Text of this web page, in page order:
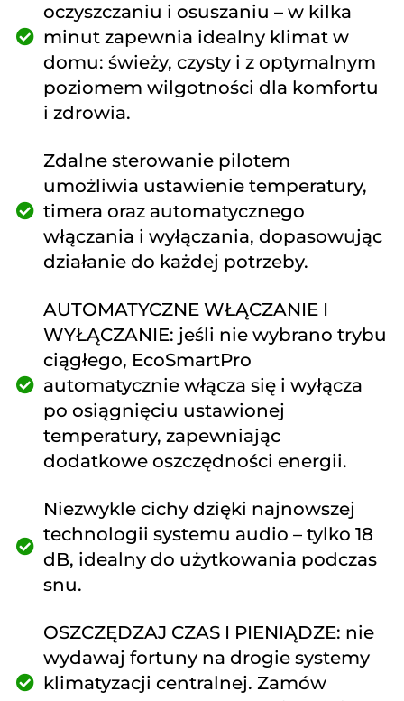
oczyszczaniu i osuszaniu – w kilka
minut zapewnia idealny klimat w
domu: świeży, czysty i z optymalnym
poziomem wilgotności dla komfortu
i zdrowia.
Zdalne sterowanie pilotem
umożliwia ustawienie temperatury,
timera oraz automatycznego
włączania i wyłączania, dopasowując
działanie do każdej potrzeby.
AUTOMATYCZNE WŁĄCZANIE I
WYŁĄCZANIE: jeśli nie wybrano trybu
ciągłego, EcoSmartPro
automatycznie włącza się i wyłącza
po osiągnięciu ustawionej
temperatury, zapewniając
dodatkowe oszczędności energii.
Niezwykle cichy dzięki najnowszej
technologii systemu audio – tylko 18
dB, idealny do użytkowania podczas
snu.
OSZCZĘDZAJ CZAS I PIENIĄDZE: nie
wydawaj fortuny na drogie systemy
klimatyzacji centralnej. Zamów